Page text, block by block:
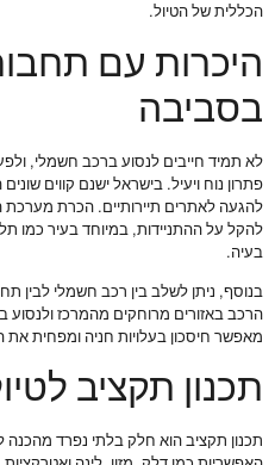
הכללית של הטיול.
היכרות עם
בסביבה
לא תמיד חייבים לנסוע ברכב חשמלי,
פתרון נוח ויעיל. בישראל ישנם קווים
להגעה לאתרים תיירותיים. הכרת מערכת
להקל על ההתניידות, במיוחד בעיר כמו
בעיה.
בנוסף, ניתן לשלב בין רכב חשמלי לבין
הרכב באזורים מרוחקים מהמרכז ולנסוע
מאפשר חיסכון בעלויות חניה ומפחית
תכנון תקציב
תכנון תקציב הוא חלק בלתי נפרד מהכנה